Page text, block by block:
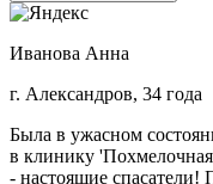
Иванова Анна
г. Александров, 34 года
Была в ужасном
в клинику
- настоящие спасатели!